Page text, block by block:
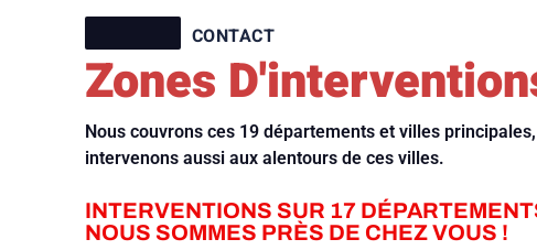
CONTACT
Zones
Nous couvrons ces 19 départements et villes
intervenons aussi aux alentours de ces villes.
INTERVENTIONS SUR 17
NOUS SOMMES PRÈS DE CHEZ VOUS !